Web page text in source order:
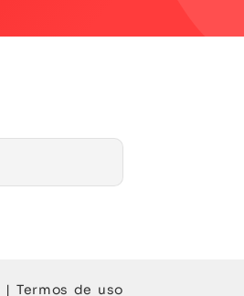
| Termos de uso